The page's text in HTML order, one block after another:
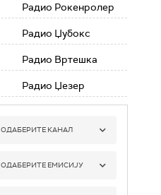
Радио Рокенролер
Радио Џубокс
Радио Вртешка
Радио Џезер
ОДАБЕРИТЕ КАНАЛ
РАДИО БЕОГРАД 1
ОДАБЕРИТЕ ЕМИСИЈУ